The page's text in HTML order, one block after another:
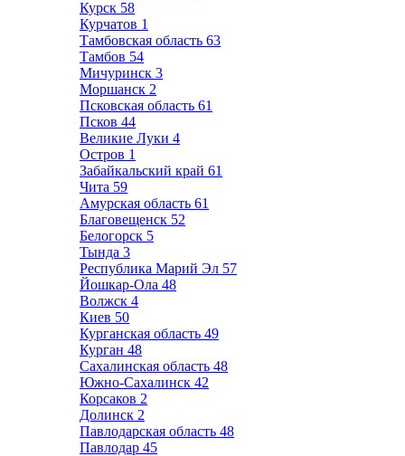
Курск 58
Курчатов 1
Тамбовская область 63
Тамбов 54
Мичуринск 3
Моршанск 2
Псковская область 61
Псков 44
Великие Луки 4
Остров 1
Забайкальский край 61
Чита 59
Амурская область 61
Благовещенск 52
Белогорск 5
Тында 3
Республика Марий Эл 57
Йошкар-Ола 48
Волжск 4
Киев 50
Курганская область 49
Курган 48
Сахалинская область 48
Южно-Сахалинск 42
Корсаков 2
Долинск 2
Павлодарская область 48
Павлодар 45